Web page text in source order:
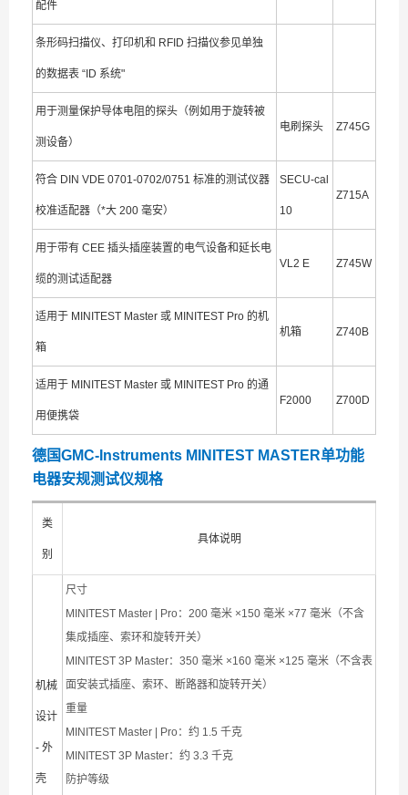
配件
条形码扫描仪、打印机和 RFID 扫描仪参见单独
的数据表 “ID 系统"
用于测量保护导体电阻的探头（例如用于旋转被
测设备）
电刷探头 Z745G
符合 DIN VDE 0701-0702/0751 标准的测试仪器
校准适配器（*大 200 毫安）
SECU-cal
10
Z715A
用于带有 CEE 插头插座装置的电气设备和延长电
缆的测试适配器
VL2 E Z745W
适用于 MINITEST Master 或 MINITEST Pro 的机
箱
机箱 Z740B
适用于 MINITEST Master 或 MINITEST Pro 的通
用便携袋
F2000 Z700D
德国GMC-Instruments MINITEST MASTER单功能
电器安规测试仪规格
类
别
具体说明
机械
设计
- 外
壳
尺寸
MINITEST Master | Pro：200 毫米 ×150 毫米 ×77 毫米（不含
集成插座、索环和旋转开关）
MINITEST 3P Master：350 毫米 ×160 毫米 ×125 毫米（不含表
面安装式插座、索环、断路器和旋转开关）
重量
MINITEST Master | Pro：约 1.5 千克
MINITEST 3P Master：约 3.3 千克
防护等级